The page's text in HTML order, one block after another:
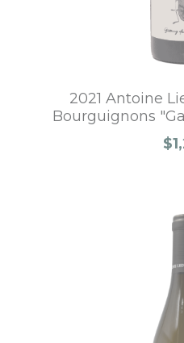
2021 Antoine
Bourguignons